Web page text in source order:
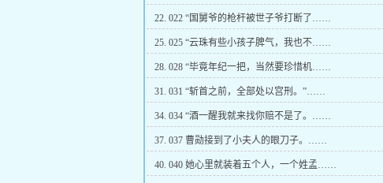
22. 022 “国舅爷的枪杆被世子爷打断了……
25. 025 “云珠有些小孩子脾气，我也不……
28. 028 “毕竟年纪一把，当然要珍惜机……
31. 031 “斩首之前，全部处以宫刑。”……
34. 034 “酒一醒我就来找你赔不是了。……
37. 037 曹勋接到了小夫人的眼刀子。……
40. 040 她心里就装着五个人，一个姓孟……